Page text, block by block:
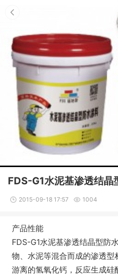
FDS-G1水泥基渗透结晶
2015-09-18 17:57 1004
产品性能
FDS-G1水泥基渗透结晶型防
物、水泥等混合而成的渗透
游离的氢氧化钙，反应生成